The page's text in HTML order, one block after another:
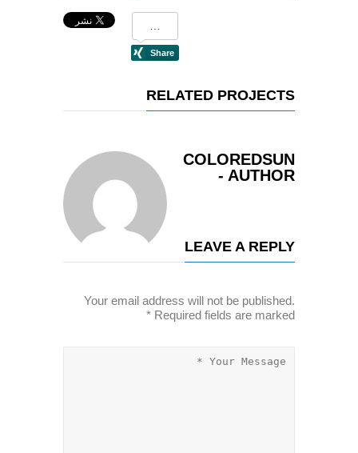
RELATED PROJECTS
COLOREDSUN
- AUTHOR
LEAVE A REPLY
Your email address will not be published.
Required fields are marked
*